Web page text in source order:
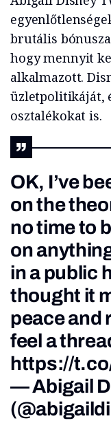
brutális
hogy mennyit
alkalmazott.
üzletpolitikáját,
osztalékokat is.
OK, I’ve
on the
no time to
on
in a public
thought it
peace and
feel a
https://
— Abigail